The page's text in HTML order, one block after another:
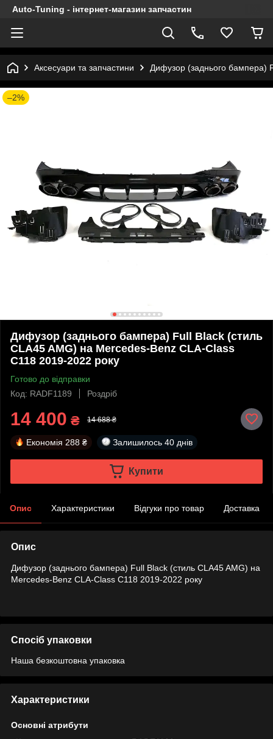
Auto-Tuning - інтернет-магазин запчастин
Аксесуари та запчастини Дифузор (заднього бампера)
–2%
Дифузор (заднього бампера) Full Black (стиль
CLA45 AMG) на Mercedes-Benz CLA-Class
C118 2019-2022 року
Готово до відправки
Код: RADF1189
Роздріб
14 400 ₴ 14 688 ₴
Економія 288 ₴ Залишилось 40 днів
Купити
Опис Характеристики Відгуки про товар Доставка
Опис
Дифузор (заднього бампера) Full Black (стиль CLA45 AMG) на
Mercedes-Benz CLA-Class C118 2019-2022 року
Спосіб упаковки
Наша безкоштовна упаковка
Характеристики
Основні атрибути